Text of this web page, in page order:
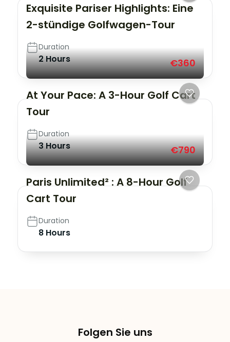
Exquisite Pariser Highlights: Eine
2-stündige Golfwagen-Tour
Duration
2 Hours €360
At Your Pace: A 3-Hour Golf Cart
Tour
Duration
3 Hours €790
Paris Unlimited² : A 8-Hour Golf
Cart Tour
Duration
8 Hours
Folgen Sie uns